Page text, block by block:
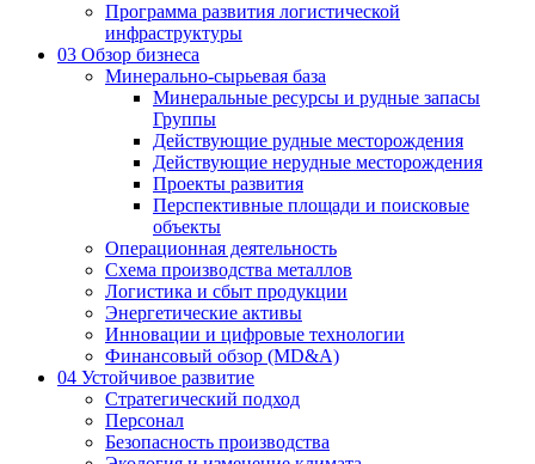
Программа развития логистической
инфраструктуры
03 Обзор бизнеса
Минерально-сырьевая база
Минеральные ресурсы и рудные запасы
Группы
Действующие рудные месторождения
Действующие нерудные месторождения
Проекты развития
Перспективные площади и поисковые
объекты
Операционная деятельность
Схема производства металлов
Логистика и сбыт продукции
Энергетические активы
Инновации и цифровые технологии
Финансовый обзор (MD&A)
04 Устойчивое развитие
Стратегический подход
Персонал
Безопасность производства